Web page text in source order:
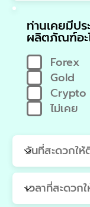
ท่านเคยมีป
ผลิตภัณฑ์อะ
Forex
Gold
Crypto
ไม่เคย